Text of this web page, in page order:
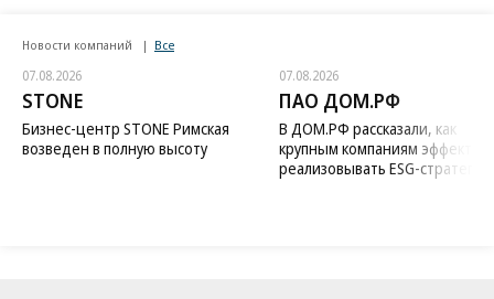
Новости компаний Все
07.08.2026
STONE
Бизнес-центр STONE Римская
возведен в полную высоту
07.08.2026
ПАО ДОМ.РФ
В ДОМ.РФ рассказали, как
крупным компаниям
реализовывать ESG-стратегию